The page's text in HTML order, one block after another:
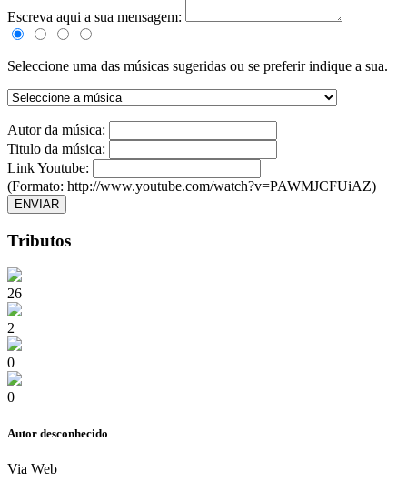
Escreva aqui a sua mensagem:
Seleccione uma das músicas sugeridas ou se preferir indique a sua.
Autor da música:
Titulo da música:
Link Youtube:
(Formato: http://www.youtube.com/watch?v=PAWMJCFUiAZ)
ENVIAR
Tributos
26
2
0
0
Autor desconhecido
Via Web